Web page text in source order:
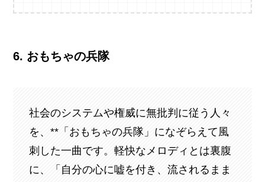
6. おもちゃの兵隊
社会のシステムや権威に無批判に従う人々
を、**「おもちゃの兵隊」になぞらえて風
刺した一曲です。軽快なメロディとは裏腹
に、「自分の心に嘘を付き、流されるまま